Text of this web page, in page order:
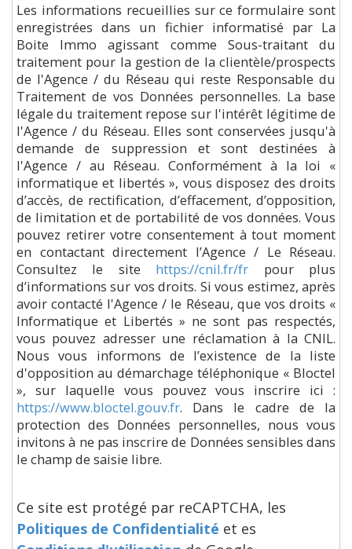
Les informations recueillies sur ce formulaire sont
enregistrées dans un fichier informatisé par La
Boite Immo agissant comme Sous-traitant du
traitement pour la gestion de la clientèle/prospects
de l'Agence / du Réseau qui reste Responsable du
Traitement de vos Données personnelles. La base
légale du traitement repose sur l'intérêt légitime de
l'Agence / du Réseau. Elles sont conservées jusqu'à
demande de suppression et sont destinées à
l'Agence / au Réseau. Conformément à la loi «
informatique et libertés », vous disposez des droits
d’accès, de rectification, d’effacement, d’opposition,
de limitation et de portabilité de vos données. Vous
pouvez retirer votre consentement à tout moment
en contactant directement l’Agence / Le Réseau.
Consultez le site https://cnil.fr/fr pour plus
d’informations sur vos droits. Si vous estimez, après
avoir contacté l'Agence / le Réseau, que vos droits «
Informatique et Libertés » ne sont pas respectés,
vous pouvez adresser une réclamation à la CNIL.
Nous vous informons de l’existence de la liste
d'opposition au démarchage téléphonique « Bloctel
», sur laquelle vous pouvez vous inscrire ici :
https://www.bloctel.gouv.fr. Dans le cadre de la
protection des Données personnelles, nous vous
invitons à ne pas inscrire de Données sensibles dans
le champ de saisie libre.
Ce site est protégé par reCAPTCHA, les
Politiques de Confidentialité et es